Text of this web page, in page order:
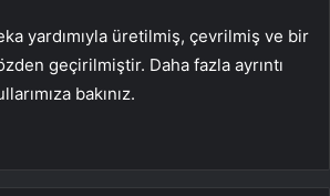
yardımıyla üretilmiş, çevrilmiş ve bir
geçirilmiştir. Daha fazla ayrıntı
bakınız.